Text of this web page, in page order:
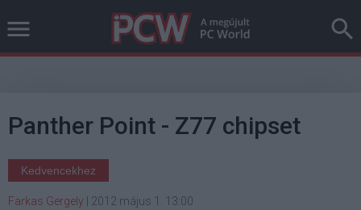
Panther Point - Z77 chipset
Kedvencekhez
Farkas Gergely 2012 május 1. 13:00